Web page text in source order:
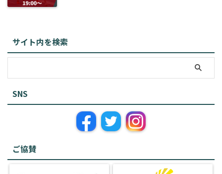
サイト内を検索
SNS
ご協賛